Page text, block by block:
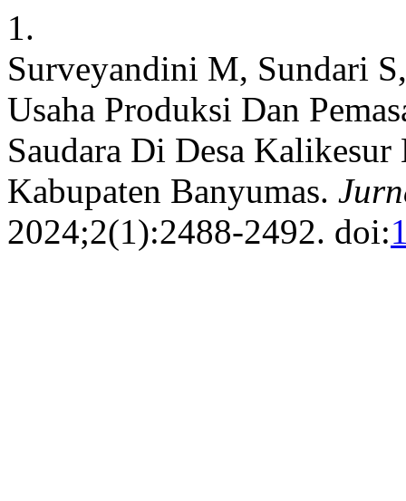
1.
Surveyandini M, Sundari
Usaha Produksi Dan
Saudara Di Desa
Kabupaten Banyumas.
2024;2(1):2488-2492. doi: